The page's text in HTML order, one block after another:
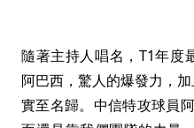
隨著主持人唱名，T1年度
阿巴西，驚人的爆發力，
實至名歸。中信特攻球員